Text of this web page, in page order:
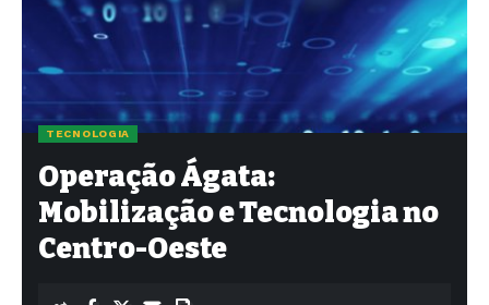
TECNOLOGIA
Operação Ágata:
Mobilização e Tecnologia no
Centro-Oeste